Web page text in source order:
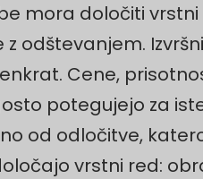
mora določiti
z odštevanjem.
Cene,
potegujejo za
od odločitve,
vrstni red: